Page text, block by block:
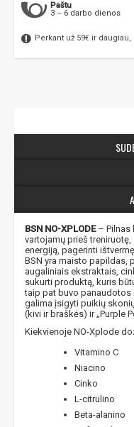
Paštu
3 – 6 darbo dienos
Perkant už 59€ ir
BSN NO-XPLODE– Pilnas
vartojamų prieš
energiją, pagerinti
BSN yra maisto papildas,
augaliniais ekstraktais,
sukurti produktą, kuris
taip pat buvo panaudotos
galima įsigyti puikių
(kivi ir braškės) ir „Purple
Kiekvienoje NO-Xplode
Vitamino C
Niacino
Cinko
L-citrulino
Beta-alanino